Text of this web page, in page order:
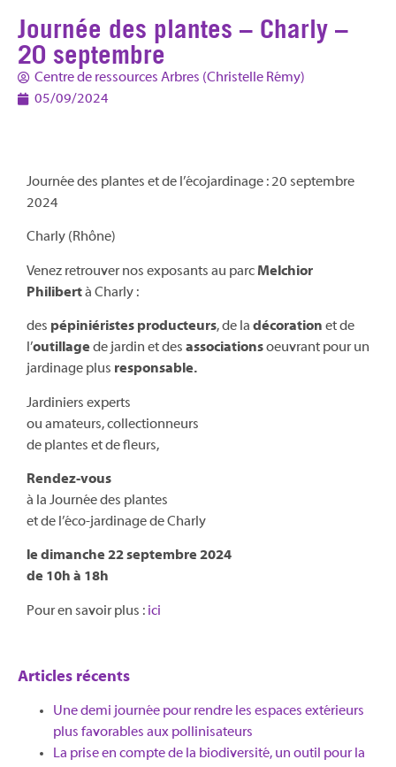
Journée des plantes – Charly –
20 septembre
Centre de ressources Arbres (Christelle Rémy)
05/09/2024
Journée des plantes et de l’écojardinage : 20 septembre
2024
Charly (Rhône)
Venez retrouver nos exposants au parc Melchior
Philibertà Charly :
des pépiniéristes producteurs, de la décoration et de
l’outillage de jardin et des associationsoeuvrant pour un
jardinage plus responsable.
Jardiniers experts
ou amateurs, collectionneurs
de plantes et de fleurs,
Rendez-vous
à la Journée des plantes
et de l’éco-jardinage de Charly
le dimanche 22 septembre 2024
de 10h à 18h
Pour en savoir plus : ici
Articles récents
Une demi journée pour rendre les espaces extérieurs
plus favorables aux pollinisateurs
La prise en compte de la biodiversité, un outil pour la